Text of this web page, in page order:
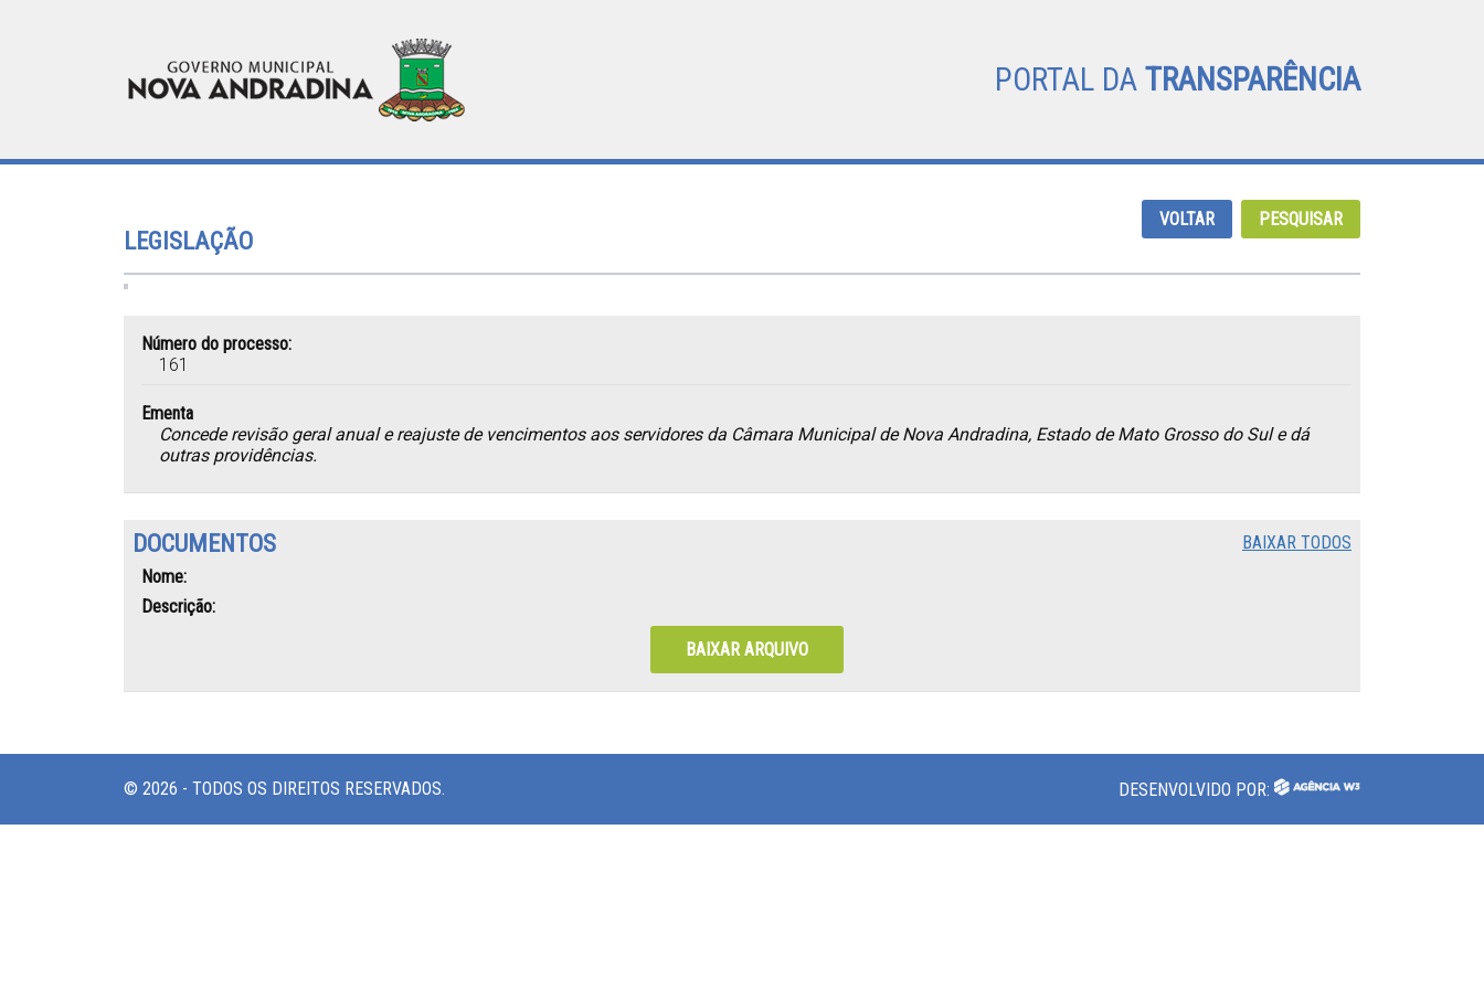
PORTAL DA TRANSPARÊNCIA
LEGISLAÇÃO
VOLTAR PESQUISAR
Número do processo:
161
Ementa
Concede revisão geral anual e reajuste de vencimentos aos servidores da Câmara Municipal de Nova Andradina, Estado de Mato Grosso do Sul e dá
outras providências.
DOCUMENTOS
BAIXAR TODOS
Nome:
Descrição:
BAIXAR ARQUIVO
© 2026 - TODOS OS DIREITOS RESERVADOS. DESENVOLVIDO POR: